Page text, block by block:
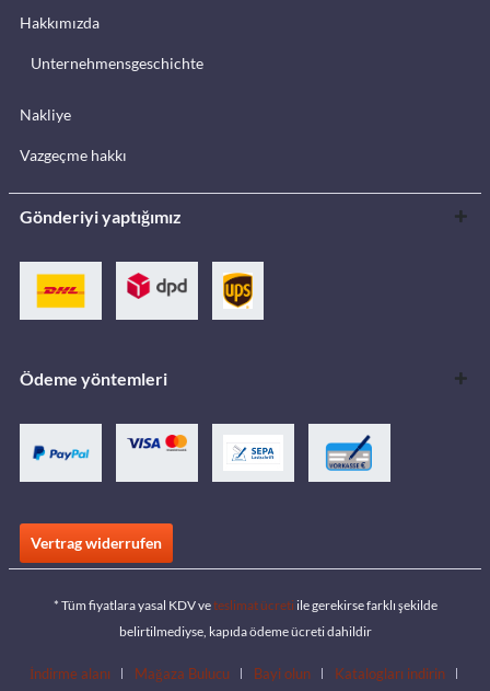
Hakkımızda
Unternehmensgeschichte
Nakliye
Vazgeçme hakkı
Gönderiyi yaptığımız
Ödeme yöntemleri
Vertrag widerrufen
* Tüm fiyatlara yasal KDV veteslimat ücreti ile gerekirse farklı şekilde
belirtilmediyse, kapıda ödeme ücreti dahildir
İndirme alanı Mağaza Bulucu Bayi olun Katalogları indirin